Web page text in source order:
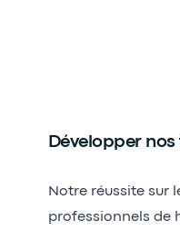
Développer
Notre réussite sur
professionnels de